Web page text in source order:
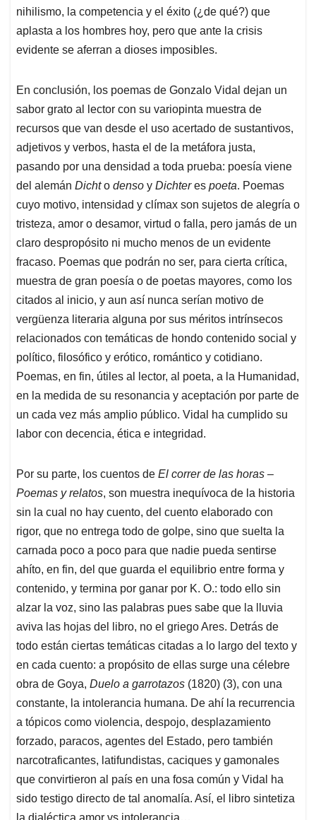
nihilismo, la competencia y el éxito (¿de qué?) que
aplasta a los hombres hoy, pero que ante la crisis
evidente se aferran a dioses imposibles.
En conclusión, los poemas de Gonzalo Vidal dejan un
sabor grato al lector con su variopinta muestra de
recursos que van desde el uso acertado de sustantivos,
adjetivos y verbos, hasta el de la metáfora justa,
pasando por una densidad a toda prueba: poesía viene
del alemán Dichto denso y Dichteres poeta. Poemas
cuyo motivo, intensidad y clímax son sujetos de alegría o
tristeza, amor o desamor, virtud o falla, pero jamás de un
claro despropósito ni mucho menos de un evidente
fracaso. Poemas que podrán no ser, para cierta crítica,
muestra de gran poesía o de poetas mayores, como los
citados al inicio, y aun así nunca serían motivo de
vergüenza literaria alguna por sus méritos intrínsecos
relacionados con temáticas de hondo contenido social y
político, filosófico y erótico, romántico y cotidiano.
Poemas, en fin, útiles al lector, al poeta, a la Humanidad,
en la medida de su resonancia y aceptación por parte de
un cada vez más amplio público. Vidal ha cumplido su
labor con decencia, ética e integridad.
Por su parte, los cuentos de El correr de las horas –
Poemas y relatos, son muestra inequívoca de la historia
sin la cual no hay cuento, del cuento elaborado con
rigor, que no entrega todo de golpe, sino que suelta la
carnada poco a poco para que nadie pueda sentirse
ahíto, en fin, del que guarda el equilibrio entre forma y
contenido, y termina por ganar por K. O.: todo ello sin
alzar la voz, sino las palabras pues sabe que la lluvia
aviva las hojas del libro, no el griego Ares. Detrás de
todo están ciertas temáticas citadas a lo largo del texto y
en cada cuento: a propósito de ellas surge una célebre
obra de Goya, Duelo a garrotazos (1820) (3), con una
constante, la intolerancia humana. De ahí la recurrencia
a tópicos como violencia, despojo, desplazamiento
forzado, paracos, agentes del Estado, pero también
narcotraficantes, latifundistas, caciques y gamonales
que convirtieron al país en una fosa común y Vidal ha
sido testigo directo de tal anomalía. Así, el libro sintetiza